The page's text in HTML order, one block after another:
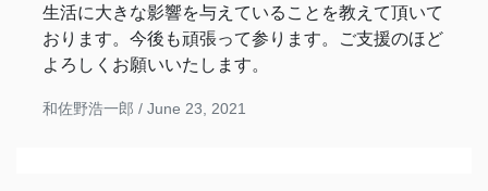
生活に大きな影響を与えていることを教えて頂いて
おります。今後も頑張って参ります。ご支援のほど
よろしくお願いいたします。
和佐野浩一郎 / June 23, 2021